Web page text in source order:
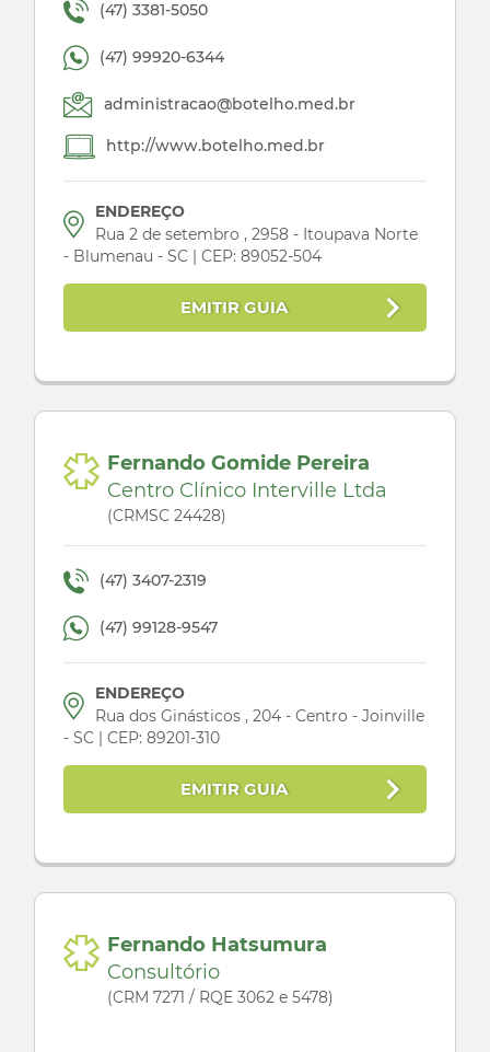
(47) 3381-5050
(47) 99920-6344
administracao@botelho.med.br
http://www.botelho.med.br
ENDEREÇO
Rua 2 de setembro , 2958 - Itoupava Norte
- Blumenau - SC | CEP: 89052-504
EMITIR GUIA
Fernando Gomide Pereira
Centro Clínico Interville Ltda
(CRMSC 24428)
(47) 3407-2319
(47) 99128-9547
ENDEREÇO
Rua dos Ginásticos , 204 - Centro - Joinville
- SC | CEP: 89201-310
EMITIR GUIA
Fernando Hatsumura
Consultório
(CRM 7271 / RQE 3062 e 5478)